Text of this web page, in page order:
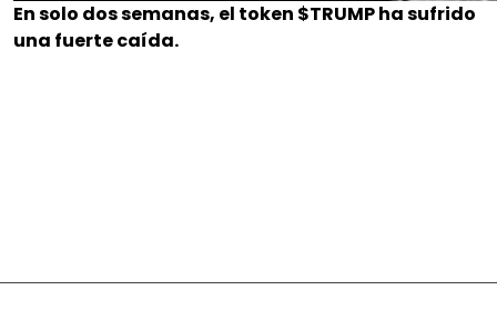
En solo dos semanas, el token $TRUMP ha sufrido
una fuerte caída.